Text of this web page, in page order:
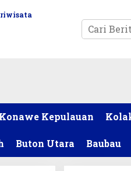
Konawe Kepulauan
Buton Utara Baubau